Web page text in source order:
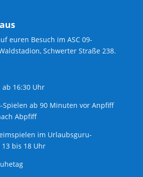
euren Besuch im ASC 09-
Schwerter Straße 238.
ab 16:30 Uhr
Spielen ab 90 Minuten vor Anpfiff
Abpfiff
im Urlaubsguru-
bis 18 Uhr